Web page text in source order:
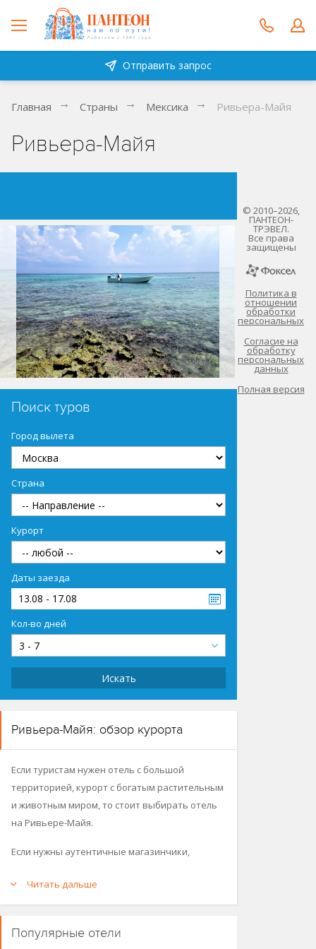
Отправить запрос
Главная Страны Мексика Ривьера-Майя
Ривьера-Майя
Поиск туров
Город вылета
Страна
Курорт
Даты заезда
13.08 - 17.08
Кол-во дней
3 - 7
Искать
Ривьера-Майя: обзор курорта
Если туристам нужен отель с большой
территорией, курорт с богатым растительным
и животным миром, то стоит выбирать отель
на Ривьере-Майя.
Если нужны аутентичные магазинчики,
то рекомендуем обратить внимание на
городок Плайя-дель-Кармен. Для
Ривьеры-Майя подойдёт Тулум.
Читать дальше
Популярные отели
© 2010–2026,
ПАНТЕОН-
ТРЭВЕЛ.
Все права
защищены
Политика в
отношении
обработки
персональных
Согласие на
обработку
персональных
данных
Полная версия